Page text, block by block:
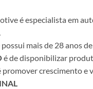
é especialista em
mais de 28 anos
é de disponibilizar
promover crescimento e